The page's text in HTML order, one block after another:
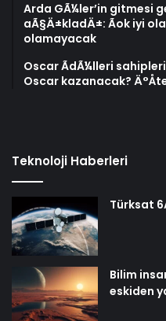
Arda GÃ¼ler’in gitmesi
aÃ§Ä±kladÄ±: Ãok iyi
olamayacak
Oscar ÃdÃ¼lleri
Oscar kazanacak?
Teknoloji Haberleri
Türksat
Bilim
eskiden